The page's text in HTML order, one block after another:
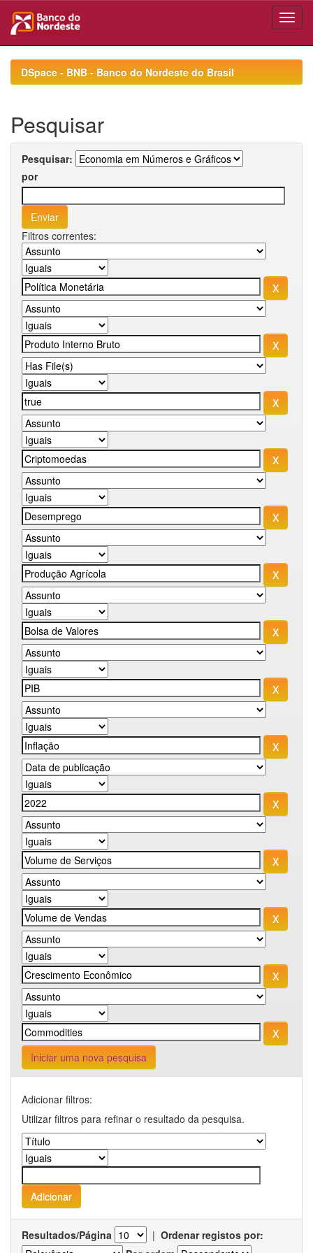
navigationDSpace - BNB - Banco do Nordeste do Brasil
Pesquisar
Pesquisar:
por
Filtros correntes:
Iniciar uma nova pesquisa
Adicionar filtros:
Utilizar filtros para refinar o resultado da pesquisa.
Resultados/Página | Ordenar registos por: